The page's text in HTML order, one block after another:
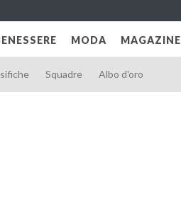
MODA MAGAZINE
Squadre Albo d'oro